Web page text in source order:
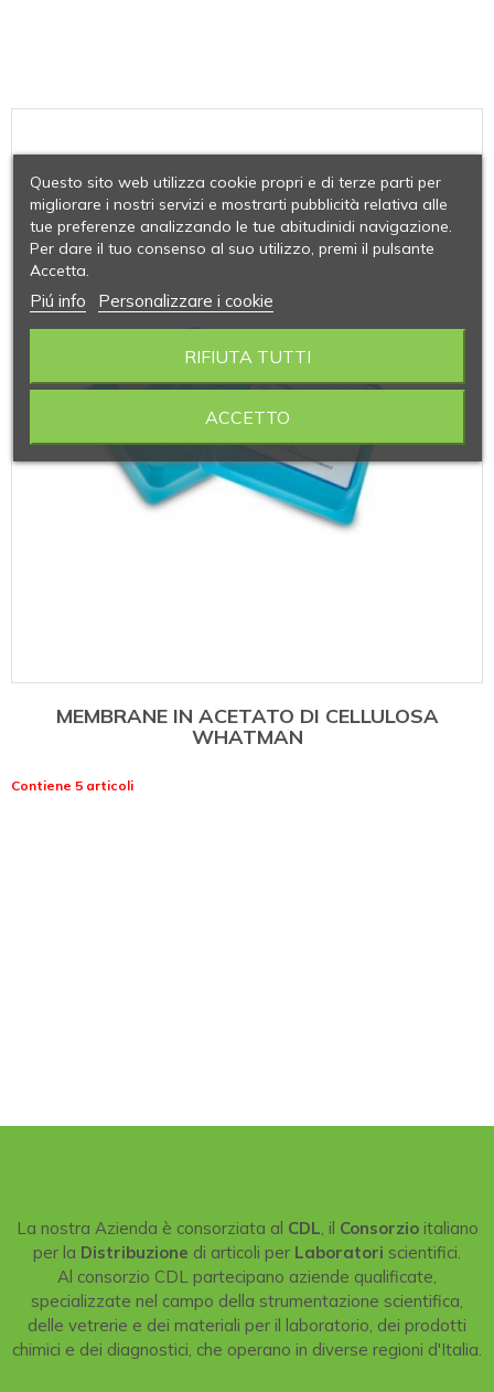
MEMBRANE IN ACETATO DI CELLULOSA
WHATMAN
Contiene 5 articoli
La nostra Azienda è consorziata al CDL , il Consorzioitaliano
per la Distribuzione di articoli per Laboratori scientifici.
Al consorzio CDL partecipano aziende qualificate,
specializzate nel campo della strumentazione scientifica,
delle vetrerie e dei materiali per il laboratorio, dei prodotti
chimici e dei diagnostici, che operano in diverse regioni d'Italia.
Questo sito web utilizza cookie propri e di terze parti per
migliorare i nostri servizi e mostrarti pubblicità relativa alle
tue preferenze analizzando le tue abitudinidi navigazione.
Per dare il tuo consenso al suo utilizzo, premi il pulsante
Accetta.
Piú info Personalizzare i cookie
RIFIUTA TUTTI
ACCETTO